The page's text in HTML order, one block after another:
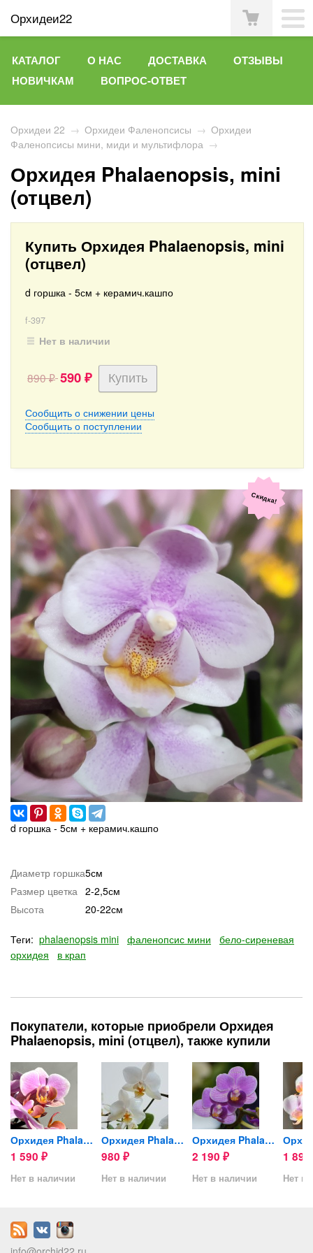
Орхидеи22
КАТАЛОГ О НАС ДОСТАВКА
ОТЗЫВЫ
НОВИЧКАМ
ВОПРОС-ОТВЕТ
Орхидеи 22 → Орхидеи Фаленопсисы → Орхидеи
Фаленопсисы мини, миди и мультифлора →
Орхидея Phalaenopsis, mini
(отцвел)
Купить Орхидея Phalaenopsis, mini
(отцвел)
d горшка - 5см + керамич.кашпо
f-397
Нет в наличии
890₽ 590 ₽
Сообщить о снижении цены
Сообщить о поступлении
Скидка!
d горшка - 5см + керамич.кашпо
Диаметр горшка5см
Размер цветка 2-2,5см
Высота
20-22см
Теги: phalaenopsis mini фаленопсис мини
бело-сиреневая
орхидея
в крап
Покупатели, которые приобрели Орхидея
Phalaenopsis, mini (отцвел), также купили
Орхидея Phalaenopsis...
1 590 ₽
Нет в наличии
Орхидея Phalaenopsis Soft...
980 ₽
Нет в наличии
Орхидея Phalaenopsis Violet...
2 190 ₽
Нет в наличии
1 890
Нет в